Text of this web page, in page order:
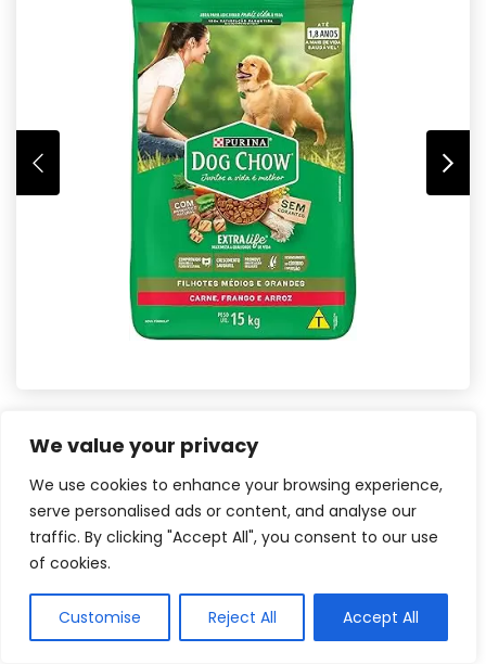
We value your privacy
We use cookies to enhance your browsing experience,
serve personalised ads or content, and analyse our
traffic. By clicking "Accept All", you consent to our use
of cookies.
Customise Reject All Accept All
Veja na Amazon
Com prebióticos e fibras naturais
Essa raçãocontém prebióticos e fibras